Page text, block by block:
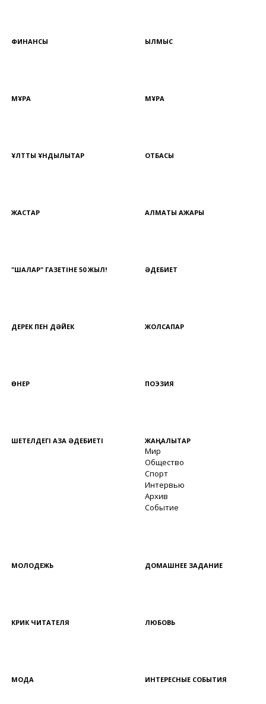
ФИНАНСЫ ҚЫЛМЫС
МҰРА МҰРА
ҰЛТТЫҚ ҚҰНДЫЛЫҚТАР ОТБАСЫ
ЖАСТАР АЛМАТЫ АЖАРЫ
"ШАЛҚАР" ГАЗЕТІНЕ 50 ЖЫЛ! ӘДЕБИЕТ
ДЕРЕК ПЕН ДӘЙЕК ЖОЛСАПАР
ӨНЕР ПОЭЗИЯ
ШЕТЕЛДЕГІ ҚАЗАҚ ӘДЕБИЕТІ ЖАҢАЛЫҚТАР
Мир
Общество
Спорт
Интервью
Архив
Событие
МОЛОДЕЖЬ ДОМАШНЕЕ ЗАДАНИЕ
КРИК ЧИТАТЕЛЯ ЛЮБОВЬ
МОДА ИНТЕРЕСНЫЕ СОБЫТИЯ